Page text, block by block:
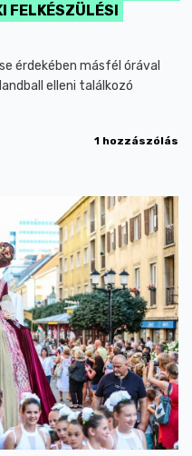
FELKÉSZÜLÉSI
érdekében másfél órával
elleni találkozó
1 hozzászólás